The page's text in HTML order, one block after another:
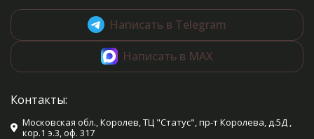
Написать в Telegram
Написать в MAX
Контакты:
Московская обл., Королев, ТЦ "Статус", пр-т Королева, д.5Д ,
кор.1 э.3, оф. 317